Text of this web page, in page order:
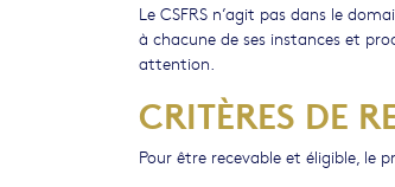
Le CSFRS n’agit pas dans le
à chacune de ses instances et
attention.
CRITÈRES DE
Pour être recevable et éligible, le